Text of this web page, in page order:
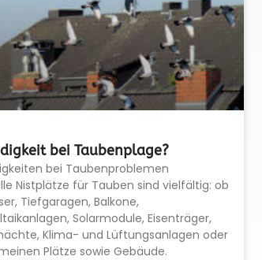
bei Taubenplage?
bei Taubenproblemen
Nistplätze für Tauben sind vielfältig: ob
Tiefgaragen, Balkone,
Solarmodule, Eisenträger,
Klima- und Lüftungsanlagen oder
Plätze sowie Gebäude.